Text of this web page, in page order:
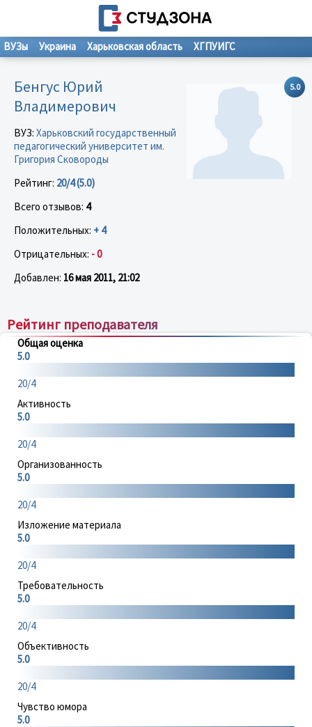
ВУЗы Украина Харьковская область ХГПУИГС
5.0
Бенгус Юрий
Владимерович
ВУЗ: Харьковский государственный
педагогический университет им.
Григория Сковороды
Рейтинг: 20/4 (5.0)
Всего отзывов: 4
Положительных: + 4
Отрицательных: - 0
Добавлен: 16 мая 2011, 21:02
Рейтинг преподавателя
Общая оценка
5.0
20/4
Активность
5.0
20/4
Организованность
5.0
20/4
Изложение материала
5.0
20/4
Требовательность
5.0
20/4
Объективность
5.0
20/4
Чувство юмора
5.0